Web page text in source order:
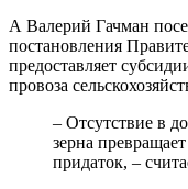
А Валерий Гачман
постановления
предоставляет
провоза
– Отсутствие в
зерна
придаток, –